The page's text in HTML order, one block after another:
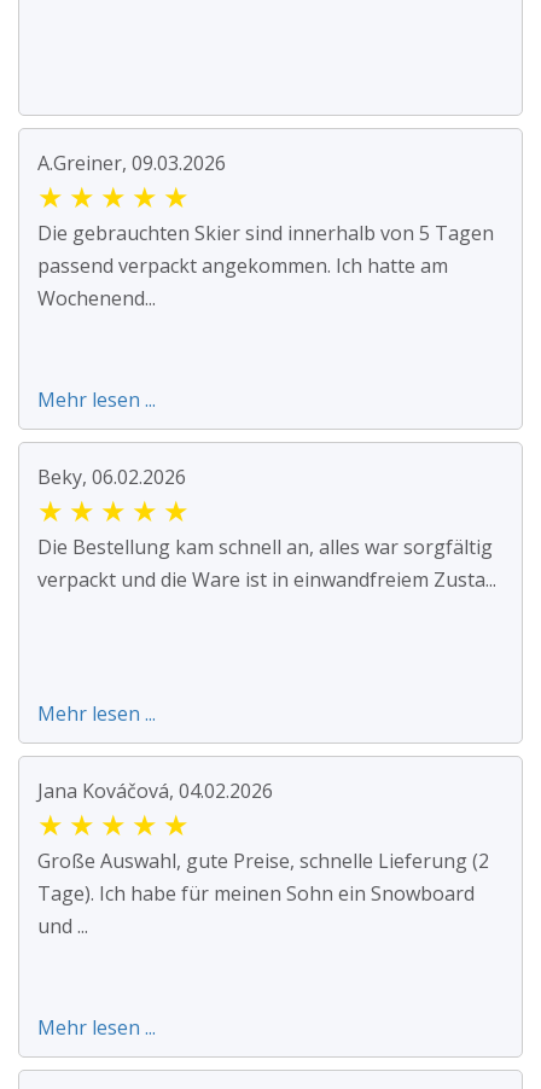
A.Greiner, 09.03.2026
★ ★ ★ ★ ★
Die gebrauchten Skier sind innerhalb von 5 Tagen
passend verpackt angekommen. Ich hatte am
Wochenend...
Mehr lesen ...
Beky, 06.02.2026
★ ★ ★ ★ ★
Die Bestellung kam schnell an, alles war sorgfältig
verpackt und die Ware ist in einwandfreiem Zusta...
Mehr lesen ...
Jana Kováčová, 04.02.2026
★ ★ ★ ★ ★
Große Auswahl, gute Preise, schnelle Lieferung (2
Tage). Ich habe für meinen Sohn ein Snowboard
und ...
Mehr lesen ...